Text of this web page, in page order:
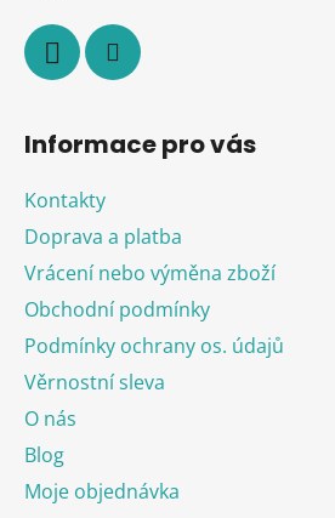
Informace pro vás
Kontakty
Doprava a platba
Vrácení nebo výměna zboží
Obchodní podmínky
Podmínky ochrany os. údajů
Věrnostní sleva
O nás
Blog
Moje objednávka